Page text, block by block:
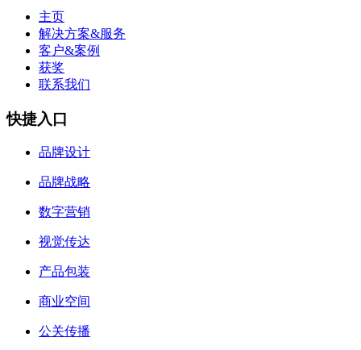
主页
解决方案&服务
客户&案例
获奖
联系我们
快捷入口
品牌设计
品牌战略
数字营销
视觉传达
产品包装
商业空间
公关传播